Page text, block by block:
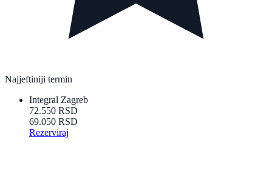
Najjeftiniji termin
Integral Zagreb
72.550 RSD
69.050 RSD
Rezerviraj